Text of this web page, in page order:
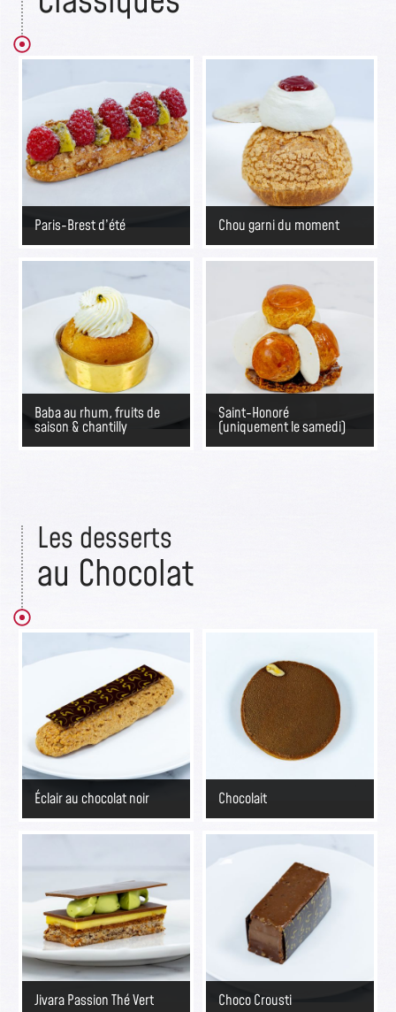
Paris-Brest d’été Chou garni du moment
Baba au rhum, fruits de
saison & chantilly
Saint-Honoré
(uniquement le samedi)
Les desserts​
au Chocolat
Éclair au chocolat noir Chocolait
Jivara Passion Thé Vert Choco Crousti